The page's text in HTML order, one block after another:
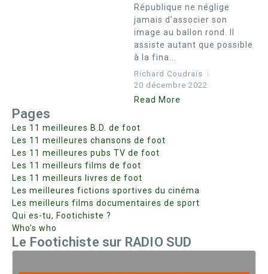
République ne néglige
jamais d’associer son
image au ballon rond. Il
assiste autant que possible
à la fina...
Richard Coudrais
20 décembre 2022
Read More
Pages
Les 11 meilleures B.D. de foot
Les 11 meilleures chansons de foot
Les 11 meilleures pubs TV de foot
Les 11 meilleurs films de foot
Les 11 meilleurs livres de foot
Les meilleures fictions sportives du cinéma
Les meilleurs films documentaires de sport
Qui es-tu, Footichiste ?
Who’s who
Le Footichiste sur RADIO SUD